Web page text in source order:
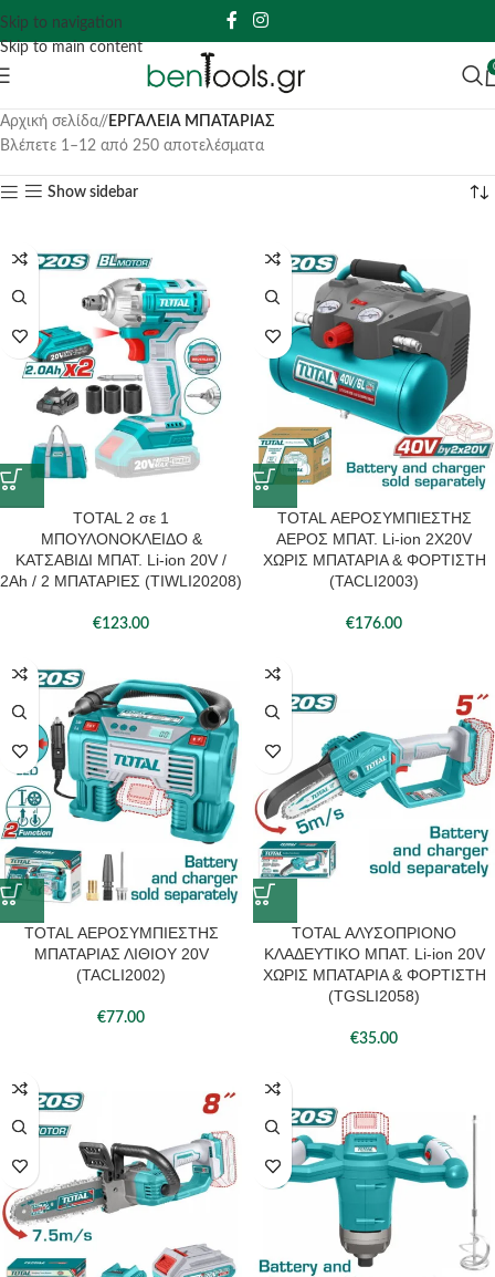
Skip to navigation
Skip to main content
Αρχική σελίδα/ ΕΡΓΑΛΕΙΑ ΜΠΑΤΑΡΙΑΣ
Βλέπετε 1–12 από 250 αποτελέσματα
Show sidebar
TOTAL 2 σε 1
ΜΠΟΥΛΟΝΟΚΛΕΙΔΟ &
ΚΑΤΣΑΒΙΔΙ ΜΠΑΤ. Li-ion 20V /
2Ah / 2 ΜΠΑΤΑΡΙΕΣ (TIWLI20208)
€123.00
TOTAL ΑΕΡΟΣΥΜΠΙΕΣΤΗΣ
ΑΕΡΟΣ ΜΠΑΤ. Li-ion 2X20V
ΧΩΡΙΣ ΜΠΑΤΑΡΙΑ & ΦΟΡΤΙΣΤΗ
(TACLI2003)
€176.00
TOTAL ΑΕΡΟΣΥΜΠΙΕΣΤΗΣ
ΜΠΑΤΑΡΙΑΣ ΛΙΘΙΟΥ 20V
(TACLI2002)
€77.00
TOTAL ΑΛΥΣΟΠΡΙΟΝΟ
ΚΛΑΔΕΥΤΙΚΟ ΜΠΑΤ. Li-ion 20V
ΧΩΡΙΣ ΜΠΑΤΑΡΙΑ & ΦΟΡΤΙΣΤΗ
(TGSLI2058)
€35.00